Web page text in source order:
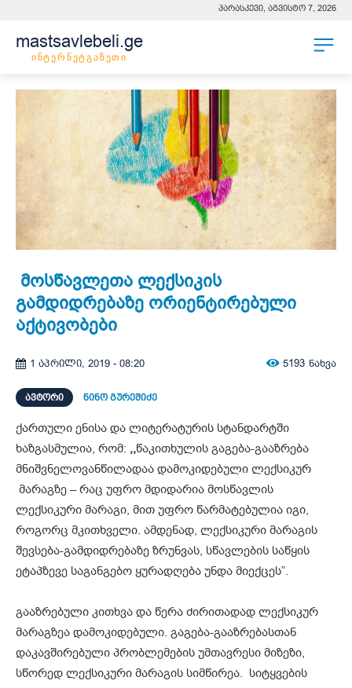
პარასკევი, აგვისტო 7, 2026
mastsavlebeli.ge
ინტერნეტგაზეთი
მოსწავლეთა ლექსიკის
გამდიდრებაზე ორიენტირებული
აქტივობები
1 აპრილი, 2019 - 08:20 5193 ნახვა
ᲐᲕᲢᲝᲠᲘ ნინო გურეშიძე
ქართული ენისა და ლიტერატურის სტანდარტში
ხაზგასმულია, რომ: ,,წაკითხულის გაგება-გააზრება
მნიშვნელოვანწილადაა დამოკიდებული ლექსიკურ
მარაგზე – რაც უფრო მდიდარია მოსწავლის
ლექსიკური მარაგი, მით უფრო წარმატებულია იგი,
როგორც მკითხველი. ამდენად, ლექსიკური მარაგის
შევსება-გამდიდრებაზე ზრუნვას, სწავლების საწყის
ეტაპზევე საგანგებო ყურადღება უნდა მიექცეს”.
გააზრებული კითხვა და წერა ძირითადად ლექსიკურ
მარაგზეა დამოკიდებული. გაგება-გააზრებასთან
დაკავშირებული პრობლემების უმთავრესი მიზეზი,
სწორედ ლექსიკური მარაგის სიმწირეა. სიტყვების